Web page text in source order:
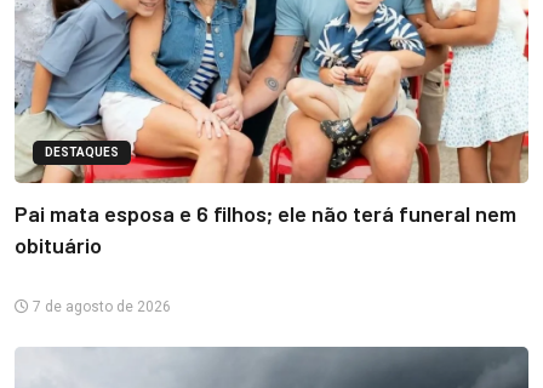
DESTAQUES
Pai mata esposa e 6 filhos; ele não terá funeral nem
obituário
7 de agosto de 2026